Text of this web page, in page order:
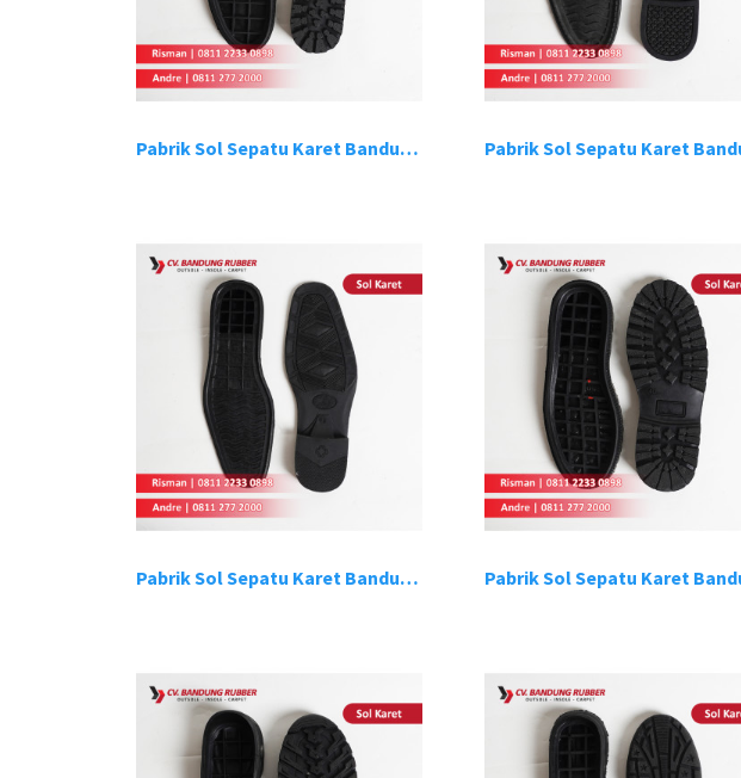
Pabrik Sol Sepatu Karet Bandung 1
Pabrik Sol Sepatu Karet Bandung 5